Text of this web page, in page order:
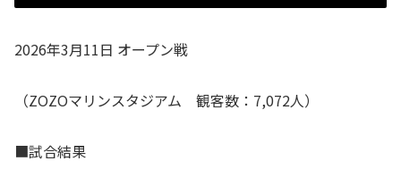
2026年3月11日 オープン戦
（ZOZOマリンスタジアム 観客数：7,072人）
■試合結果